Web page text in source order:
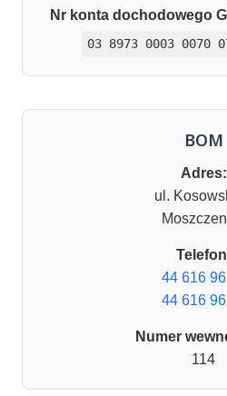
Nr konta dochodowego
03 8973 0003 0070
BOM
Adres:
ul.
44 616
44 616
Numer
114